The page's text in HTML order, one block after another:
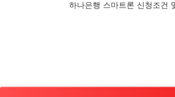
하나은행 스마트론 신청조건